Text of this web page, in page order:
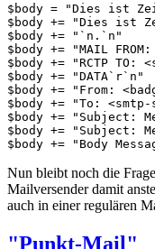
$body = "Dies ist
$body += "Dies ist
$body += "`n.`n"
$body += "MAIL
$body += "RCTP TO:
$body += "DATA`r`n"
$body += "From:
$body += "To: <smtp-
$body += "Subject:
$body += "Subject:
$body += "Body
Nun bleibt noch die
Mailversender damit
auch in einer regulären
"Punkt-Mail"